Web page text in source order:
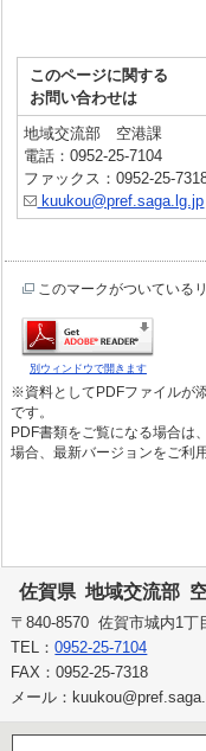
このページに関する
お問い合わせは
地域交流部 空港課
電話：0952-25-7104
ファックス：0952-25-
kuukou@pref.saga.lg.jp
このマークがついている
別ウィンドウで開きます
※資料としてPDFファイルが
です。
PDF書類をご覧になる場合は
場合、最新バージョンをご利
佐賀県 地域交流部
〒840-8570 佐賀市城内1丁
TEL：0952-25-7104
FAX：0952-25-7318
メール：